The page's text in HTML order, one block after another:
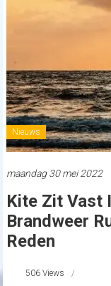
Nieuws
maandag 30 mei 2022
Kite Zit Vast
Brandweer
Reden
506 Views